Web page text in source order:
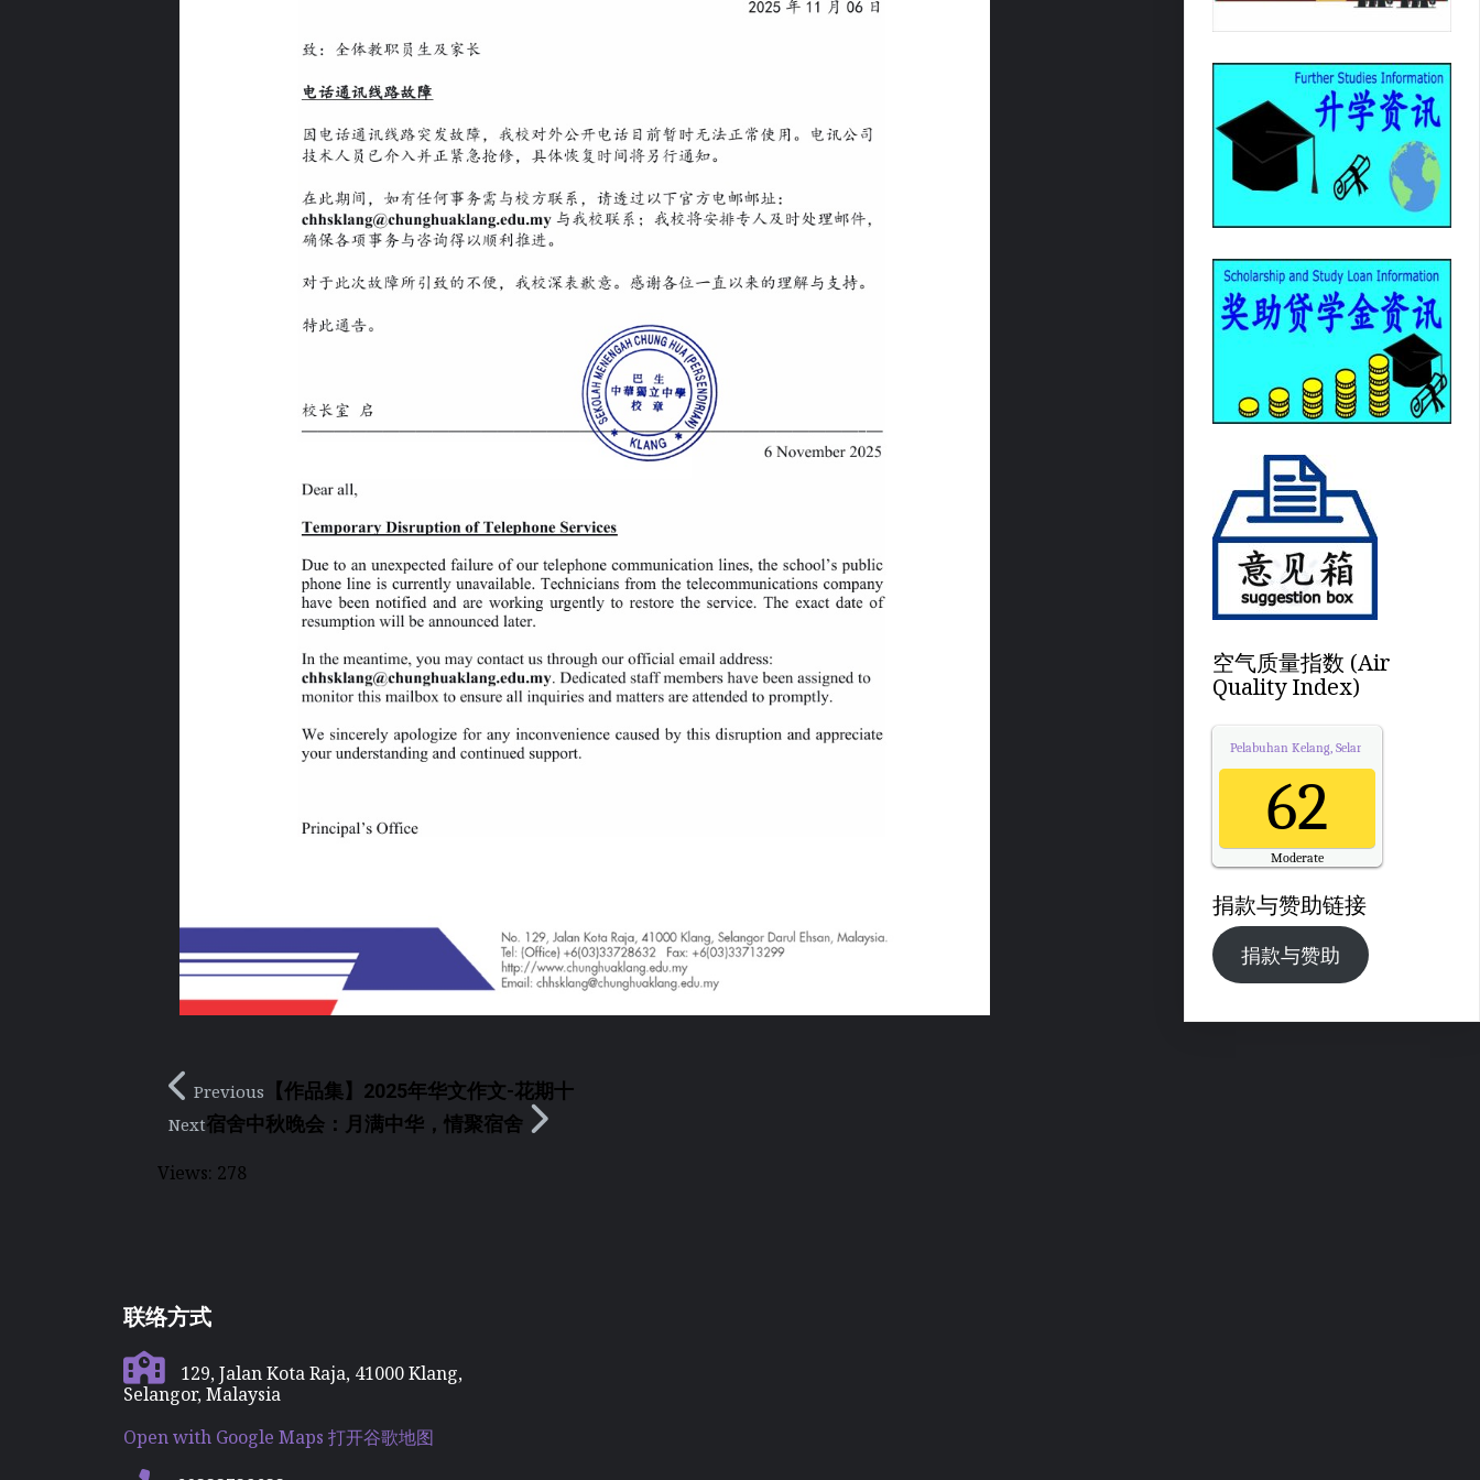
Previous 【作品集】2025年华文作文-花期十
Next宿舍中秋晚会：月满中华，情聚宿舍
Views: 278
空气质量指数 (Air
Quality Index)
Pelabuhan Kelang, Selangor
62
Moderate
Updated on Thursday 5:00
捐款与赞助链接
捐款与赞助
联络方式
129, Jalan Kota Raja, 41000 Klang,
Selangor, Malaysia
Open with Google Maps 打开谷歌地图